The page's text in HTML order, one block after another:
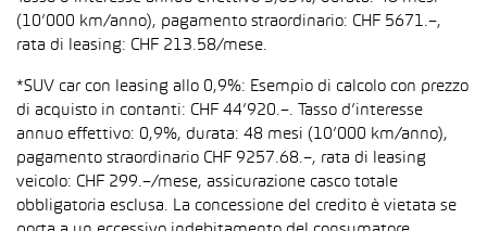
(10’000 km/anno), pagamento straordinario: CHF 5671.–,
rata di leasing: CHF 213.58/mese.
*SUV car con leasing allo 0,9%: Esempio di calcolo con prezzo
di acquisto in contanti: CHF 44’920.–. Tasso d’interesse
annuo effettivo: 0,9%, durata: 48 mesi (10’000 km/anno),
pagamento straordinario CHF 9257.68.–, rata di leasing
veicolo: CHF 299.–/mese, assicurazione casco totale
obbligatoria esclusa. La concessione del credito è vietata se